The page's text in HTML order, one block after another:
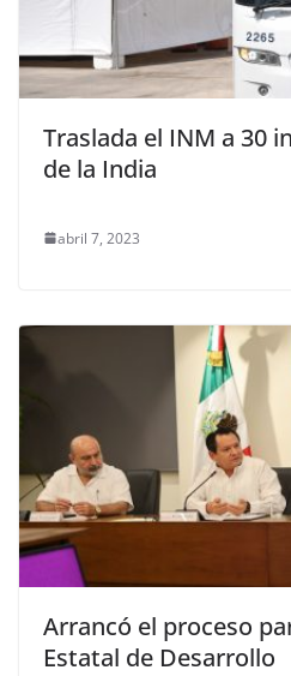
Traslada el INM a 30
de la India
abril 7, 2023
Arrancó el proceso
Estatal de Desarrollo